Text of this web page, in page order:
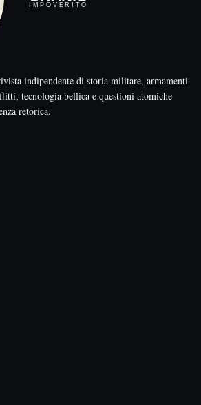
IMPOVERITO
indipendente di storia militare, armamenti
tecnologia bellica e questioni atomiche
retorica.